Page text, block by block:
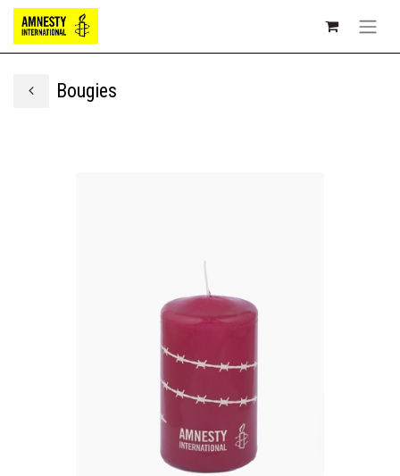
Bougies